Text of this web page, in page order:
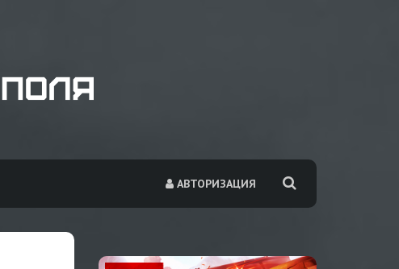
АВТОРИЗАЦИЯ